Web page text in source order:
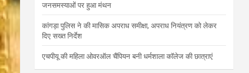
जनसमस्याओं पर हुआ मंथन
कांगड़ा पुलिस ने की मासिक अपराध समीक्षा, अपराध नियंत्रण को लेकर
दिए सख्त निर्देश
एचपीयू की महिला ओवरऑल चैंपियन बनी धर्मशाला कॉलेज की छात्राएं